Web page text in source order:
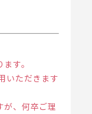
す。
いただきます
が、何卒ご理